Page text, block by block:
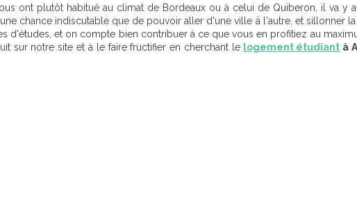
ont plutôt habitué au climat de Bordeaux ou à celui de Quiberon, il va y
chance indiscutable que de pouvoir aller d'une ville à l'autre, et sillonner la
d'études, et on compte bien contribuer à ce que vous en profitiez au
sur notre site et à le faire fructifier en cherchant le logement étudiant à